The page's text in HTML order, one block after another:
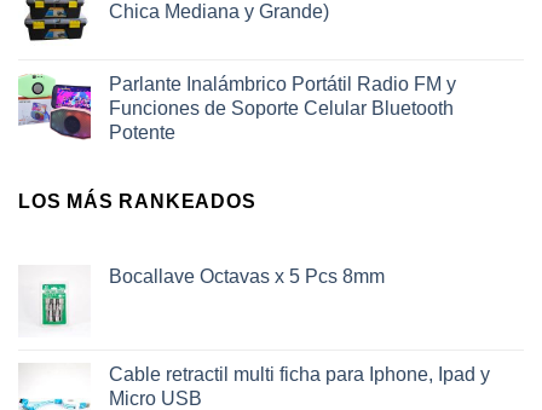
Chica Mediana y Grande)
Parlante Inalámbrico Portátil Radio FM y
Funciones de Soporte Celular Bluetooth
Potente
LOS MÁS RANKEADOS
Bocallave Octavas x 5 Pcs 8mm
Cable retractil multi ficha para Iphone, Ipad y
Micro USB